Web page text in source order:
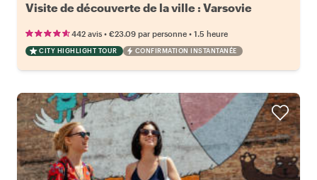
Visite de découverte de la ville : Varsovie
442 avis • €23.09 par personne • 1.5 heure
CITY HIGHLIGHT TOUR CONFIRMATION INSTANTANÉE